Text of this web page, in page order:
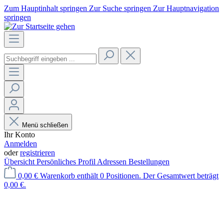
Zum Hauptinhalt springen Zur Suche springen Zur Hauptnavigation
springen
Menü schließen
Ihr Konto
Anmelden
oderregistrieren
Übersicht Persönliches Profil Adressen Bestellungen
0,00 € Warenkorb enthält 0 Positionen. Der Gesamtwert beträgt
0,00 €.